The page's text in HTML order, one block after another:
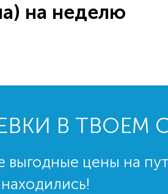
на неделю
В ТВОЕМ
цены на